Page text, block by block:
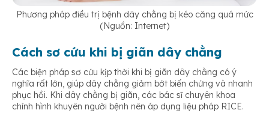
Phương pháp điều trị bệnh dây chằng bị kéo căng quá mức
(Nguồn: Internet)
Cách sơ cứu khi bị giãn dây chằng
Các biện pháp sơ cứu kịp thời khi bị giãn dây chằng có ý
nghĩa rất lớn, giúp dây chằng giảm bớt biến chứng và nhanh
phục hồi. Khi dây chằng bị giãn, các bác sĩ chuyên khoa
chỉnh hình khuyên người bệnh nên áp dụng liệu pháp RICE.